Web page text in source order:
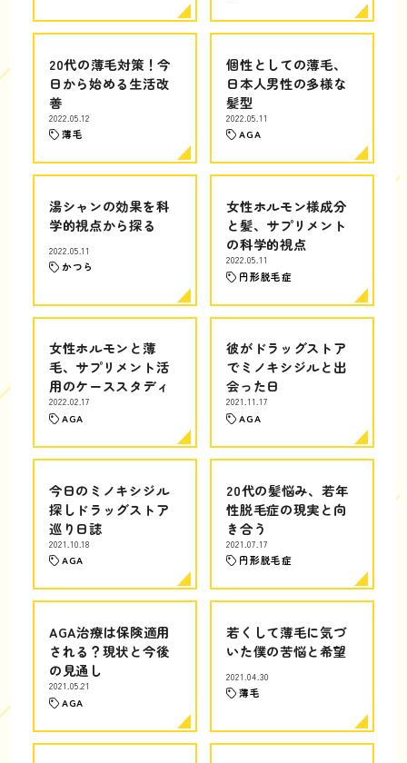
20代の薄毛対策！今
日から始める生活改
善
2022.05.12
薄毛
個性としての薄毛、
日本人男性の多様な
髪型
2022.05.11
AGA
湯シャンの効果を科
学的視点から探る
2022.05.11
かつら
女性ホルモン様成分
と髪、サプリメント
の科学的視点
2022.05.11
円形脱毛症
女性ホルモンと薄
毛、サプリメント活
用のケーススタディ
2022.02.17
AGA
彼がドラッグストア
でミノキシジルと出
会った日
2021.11.17
AGA
今日のミノキシジル
探しドラッグストア
巡り日誌
2021.10.18
AGA
20代の髪悩み、若年
性脱毛症の現実と向
き合う
2021.07.17
円形脱毛症
AGA治療は保険適用
される？現状と今後
の見通し
2021.05.21
AGA
若くして薄毛に気づ
いた僕の苦悩と希望
2021.04.30
薄毛